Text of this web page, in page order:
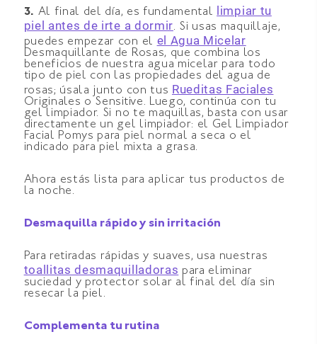
3. Al final del día, es fundamental limpiar tu
piel antes de irte a dormir. Si usas maquillaje,
puedes empezar con el el Agua Micelar
Desmaquillante de Rosas, que combina los
beneficios de nuestra agua micelar para todo
tipo de piel con las propiedades del agua de
rosas; úsala junto con tus Rueditas Faciales
Originales o Sensitive. Luego, continúa con tu
gel limpiador. Si no te maquillas, basta con usar
directamente un gel limpiador: el Gel Limpiador
Facial Pomys para piel normal a seca o el
indicado para piel mixta a grasa.
Ahora estás lista para aplicar tus productos de
la noche.
Desmaquilla rápido y sin irritación
Para retiradas rápidas y suaves, usa nuestras
toallitas desmaquilladoras para eliminar
suciedad y protector solar al final del día sin
resecar la piel.
Complementa tu rutina